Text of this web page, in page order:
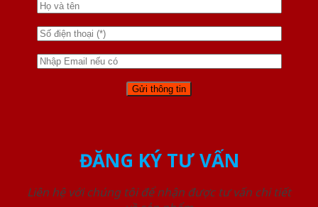
ĐĂNG KÝ TƯ VẤN
Liên hệ với chúng tôi để nhận được tư vấn chi tiết